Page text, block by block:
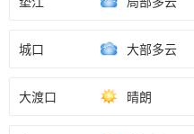
城口 大部多云
大渡口 晴朗